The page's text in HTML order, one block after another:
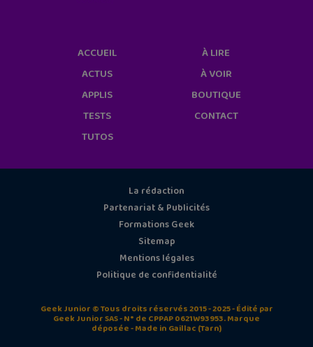
ACCUEIL
ACTUS
APPLIS
TESTS
TUTOS
À LIRE
À VOIR
BOUTIQUE
CONTACT
La rédaction
Partenariat & Publicités
Formations Geek
Sitemap
Mentions légales
Politique de confidentialité
Geek Junior © Tous droits réservés 2015 - 2025 - Édité par
Geek Junior SAS - N° de CPPAP 0621W93953. Marque
déposée - Made in Gaillac (Tarn)